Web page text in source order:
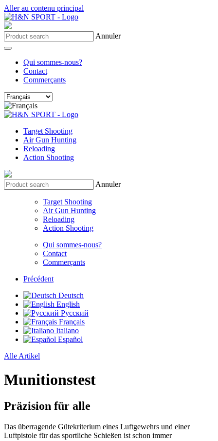
Aller au contenu principal
Annuler
Qui sommes-nous?
Contact
Commerçants
Target Shooting
Air Gun Hunting
Reloading
Action Shooting
Annuler
Target Shooting
Air Gun Hunting
Reloading
Action Shooting
Qui sommes-nous?
Contact
Commerçants
Précédent
Deutsch
English
Русский
Français
Italiano
Español
Alle Artikel
Munitionstest
Präzision für alle
Das überragende Gütekriterium eines Luftgewehrs und einer
Luftpistole für das sportliche Schießen ist schon immer